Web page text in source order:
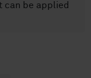
can be applied